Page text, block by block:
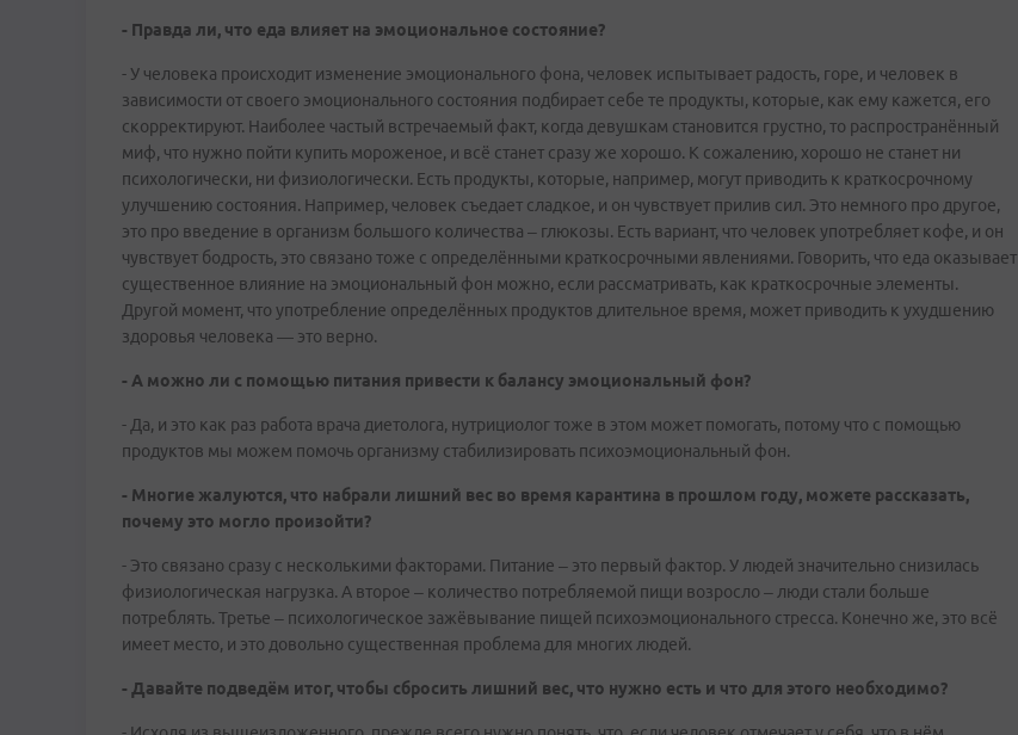
- Правда ли, что еда влияет на эмоциональное состояние?
- У человека происходит изменение эмоционального фона, человек испытывает радость, горе, и человек в
зависимости от своего эмоционального состояния подбирает себе те продукты, которые, как ему кажется, его
скорректируют. Наиболее частый встречаемый факт, когда девушкам становится грустно, то распространённый
миф, что нужно пойти купить мороженое, и всё станет сразу же хорошо. К сожалению, хорошо не станет ни
психологически, ни физиологически. Есть продукты, которые, например, могут приводить к краткосрочному
улучшению состояния. Например, человек съедает сладкое, и он чувствует прилив сил. Это немного про другое,
это про введение в организм большого количества – глюкозы. Есть вариант, что человек употребляет кофе, и он
чувствует бодрость, это связано тоже с определёнными краткосрочными явлениями. Говорить, что еда оказывает
существенное влияние на эмоциональный фон можно, если рассматривать, как краткосрочные элементы.
Другой момент, что употребление определённых продуктов длительное время, может приводить к ухудшению
здоровья человека — это верно.
- А можно ли с помощью питания привести к балансу эмоциональный фон?
- Да, и это как раз работа врача диетолога, нутрициолог тоже в этом может помогать, потому что с помощью
продуктов мы можем помочь организму стабилизировать психоэмоциональный фон.
- Многие жалуются, что набрали лишний вес во время карантина в прошлом году, можете рассказать,
почему это могло произойти?
- Это связано сразу с несколькими факторами. Питание – это первый фактор. У людей значительно снизилась
физиологическая нагрузка. А второе – количество потребляемой пищи возросло – люди стали больше
потреблять. Третье – психологическое зажёвывание пищей психоэмоционального стресса. Конечно же, это всё
имеет место, и это довольно существенная проблема для многих людей.
- Давайте подведём итог, чтобы сбросить лишний вес, что нужно есть и что для этого необходимо?